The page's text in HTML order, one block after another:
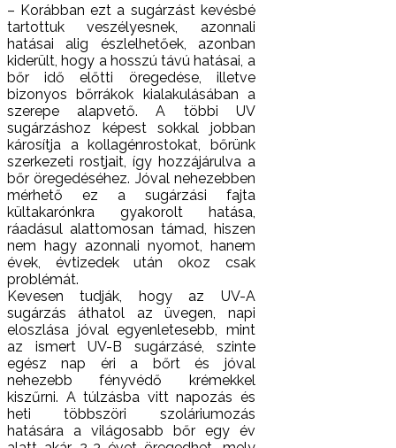
– Korábban ezt a sugárzást kevésbé
tartottuk veszélyesnek, azonnali
hatásai alig észlelhetőek, azonban
kiderült, hogy a hosszú távú hatásai, a
bőr idő előtti öregedése, illetve
bizonyos bőrrákok kialakulásában a
szerepe alapvető. A többi UV
sugárzáshoz képest sokkal jobban
károsítja a kollagénrostokat, bőrünk
szerkezeti rostjait, így hozzájárulva a
bőr öregedéséhez. Jóval nehezebben
mérhető ez a sugárzási fajta
kültakarónkra gyakorolt hatása,
ráadásul alattomosan támad, hiszen
nem hagy azonnali nyomot, hanem
évek, évtizedek után okoz csak
problémát.
Kevesen tudják, hogy az UV-A
sugárzás áthatol az üvegen, napi
eloszlása jóval egyenletesebb, mint
az ismert UV-B sugárzásé, szinte
egész nap éri a bőrt és jóval
nehezebb fényvédő krémekkel
kiszűrni. A túlzásba vitt napozás és
heti többszöri szoláriumozás
hatására a világosabb bőr egy év